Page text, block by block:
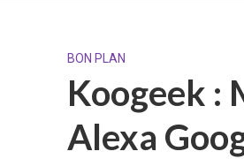
BON PLAN
Koogeek
Alexa